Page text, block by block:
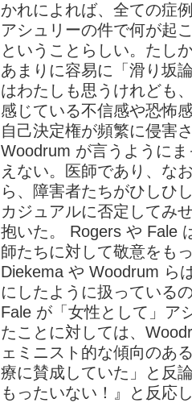
かれによれば、全ての症
アシュリーの件で何が起
ということらしい。たし
あまりに容易に「滑り坂
はわたしも思うけれども
感じている不信感や恐怖
自己決定権が頻繁に侵害
Woodrum が言うように
えない。医師であり、な
ら、障害者たちがひしひ
カジュアルに否定してみ
抱いた。 Rogers や Fale
師たちに対して敬意をも
Diekema や Woodrum ら
にしたように扱っている
Fale が「女性として」ア
たことに対しては、
ェミニスト的な傾向のあ
療に賛成していた」と反
もったいない！』と反応